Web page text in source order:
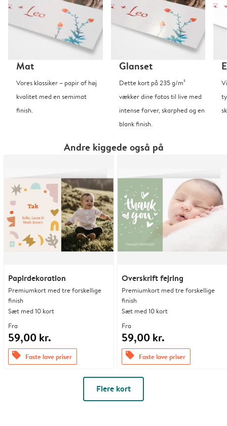
Mat
Vores klassiker – papir af høj
kvalitet med en semimat
finish.
Glanset
Dette kort på 235 g/m²
vækker dine fotos til live med
intense farver, skarphed og en
blank finish.
Andre kiggede også på
Papirdekoration
Premiumkort med tre forskellige
finish
Sæt med 10 kort
Fra
59,00 kr.
offers Faste lave priser
Overskrift fejring
Premiumkort med tre forskellige
finish
Sæt med 10 kort
Fra
59,00 kr.
offers Faste lave priser
Flere kort